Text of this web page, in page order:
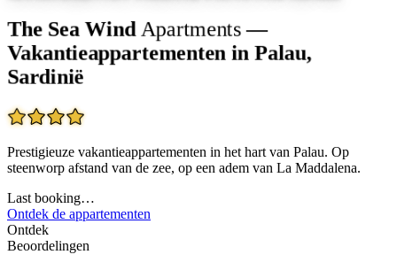
The Sea Wind Apartments—
Vakantieappartementen in Palau,
Sardinië
Prestigieuze vakantieappartementen in het hart van Palau. Op
steenworp afstand van de zee, op een adem van La Maddalena.
Last booking…
Ontdek de appartementen
Ontdek
Beoordelingen